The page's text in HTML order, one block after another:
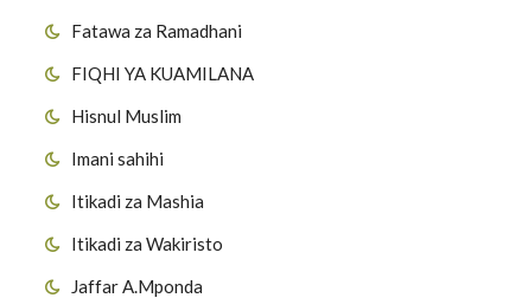
Fatawa za Ramadhani
FIQHI YA KUAMILANA
Hisnul Muslim
Imani sahihi
Itikadi za Mashia
Itikadi za Wakiristo
Jaffar A.Mponda